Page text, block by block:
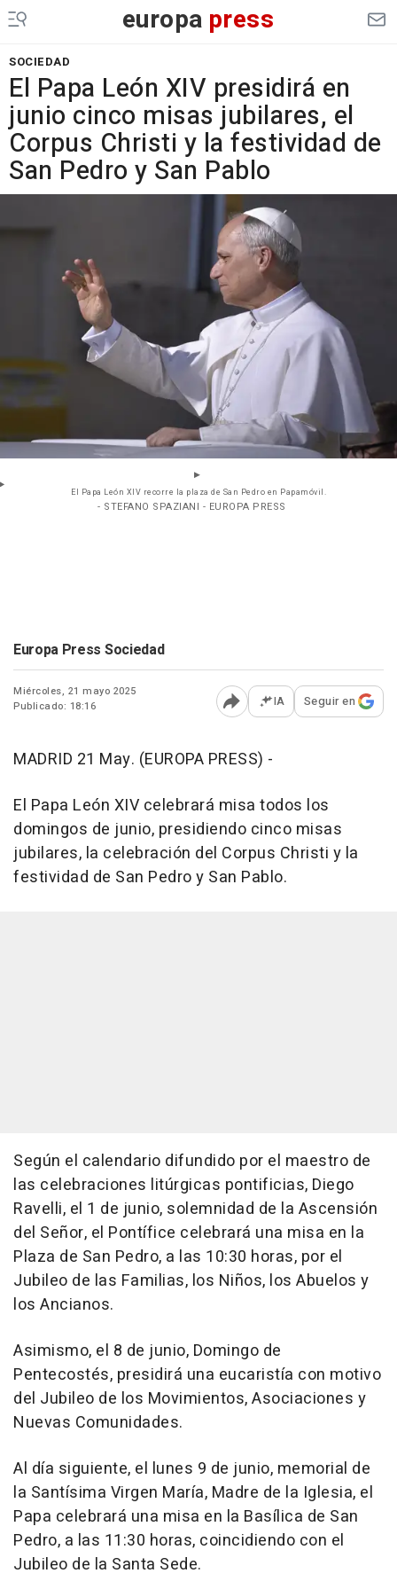
europa press
SOCIEDAD
El Papa León XIV presidirá en
junio cinco misas jubilares, el
Corpus Christi y la festividad de
San Pedro y San Pablo
El Papa León XIV recorre la plaza de San Pedro en Papamóvil.
- STEFANO SPAZIANI - EUROPA PRESS
Europa Press Sociedad
Miércoles, 21 mayo 2025
Publicado: 18:16
Abrir opciones para
IA Seguir en
MADRID 21 May. (EUROPA PRESS) -
El Papa León XIV celebrará misa todos los
domingos de junio, presidiendo cinco misas
jubilares, la celebración del Corpus Christi y la
festividad de San Pedro y San Pablo.
Según el calendario difundido por el maestro de
las celebraciones litúrgicas pontificias, Diego
Ravelli, el 1 de junio, solemnidad de la Ascensión
del Señor, el Pontífice celebrará una misa en la
Plaza de San Pedro, a las 10:30 horas, por el
Jubileo de las Familias, los Niños, los Abuelos y
los Ancianos.
Asimismo, el 8 de junio, Domingo de
Pentecostés, presidirá una eucaristía con motivo
del Jubileo de los Movimientos, Asociaciones y
Nuevas Comunidades.
Al día siguiente, el lunes 9 de junio, memorial de
la Santísima Virgen María, Madre de la Iglesia, el
Papa celebrará una misa en la Basílica de San
Pedro, a las 11:30 horas, coincidiendo con el
Jubileo de la Santa Sede.